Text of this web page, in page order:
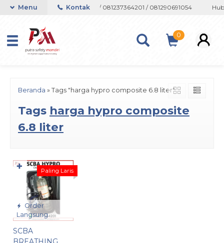
Whatsapp 082133767508 / 081237364201 / 081290691054
Menu Kontak
0
Beranda » Tags "harga hypro composite 6.8 liter"
Tags harga hypro composite
6.8 liter
Order
Langsung
Paling Laris
SCBA
✚